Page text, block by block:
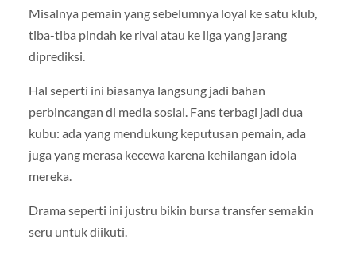
Misalnya pemain yang sebelumnya loyal ke satu klub,
tiba-tiba pindah ke rival atau ke liga yang jarang
diprediksi.
Hal seperti ini biasanya langsung jadi bahan
perbincangan di media sosial. Fans terbagi jadi dua
kubu: ada yang mendukung keputusan pemain, ada
juga yang merasa kecewa karena kehilangan idola
mereka.
Drama seperti ini justru bikin bursa transfer semakin
seru untuk diikuti.